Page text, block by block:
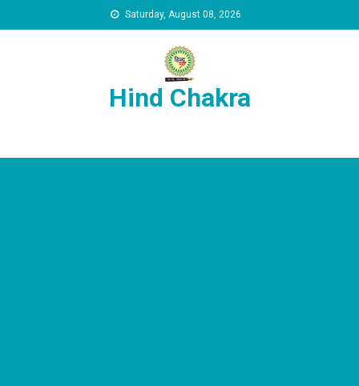
Saturday, August 08, 2026
Hind Chakra